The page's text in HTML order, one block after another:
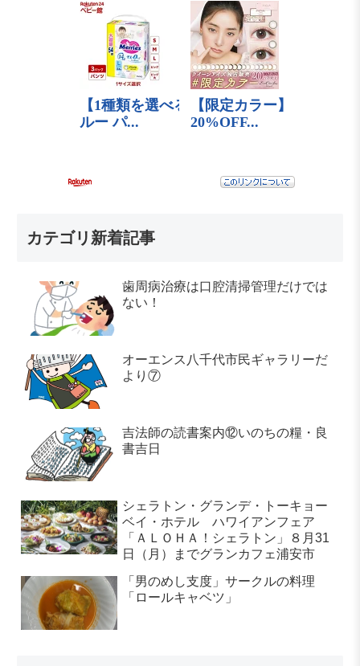
カテゴリ新着記事
歯周病治療は口腔清掃管理だけでは
ない！
オーエンス八千代市民ギャラリーだ
より⑦
吉法師の読書案内⑫いのちの糧・良
書吉日
シェラトン・グランデ・トーキョー
ベイ・ホテル ハワイアンフェア
「ＡＬＯＨＡ！シェラトン」８月31
日（月）までグランカフェ浦安市
「男のめし支度」サークルの料理
「ロールキャベツ」